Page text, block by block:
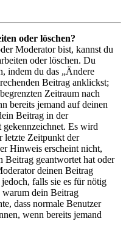
oder löschen?
Moderator bist, kannst du
oder löschen. Du
indem du das „Ändere
Beitrag anklickst;
Zeitraum nach
bereits jemand auf deinen
Beitrag in der
gekennzeichnet. Es wird
letzte Zeitpunkt der
Hinweis erscheint nicht,
Beitrag geantwortet hat oder
deinen Beitrag
falls sie es für nötig
warum dein Beitrag
dass normale Benutzer
wenn bereits jemand